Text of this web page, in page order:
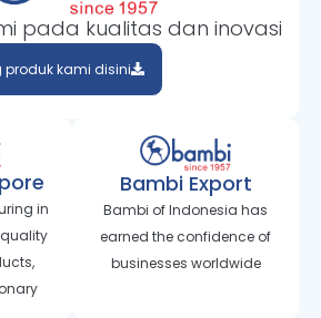
pada kualitas dan inovasi
kami disini
in
Bambi Export
Bambi of Indonesia has
earned the confidence of
businesses worldwide